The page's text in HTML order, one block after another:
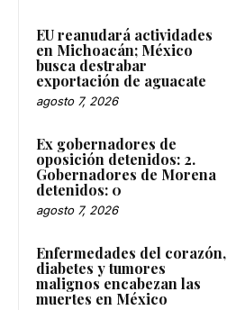
EU reanudará actividades
en Michoacán; México
busca destrabar
exportación de aguacate
agosto 7, 2026
Ex gobernadores de
oposición detenidos: 2.
Gobernadores de Morena
detenidos: 0
agosto 7, 2026
Enfermedades del corazón,
diabetes y tumores
malignos encabezan las
muertes en México